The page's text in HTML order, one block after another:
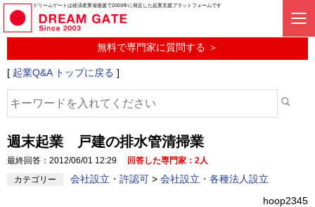
ドリームゲートは経済産業省後援で2003年に発足した起業支援プラットフォームです
起業に関するみんなの質問投稿サービス
起業Q&A
無料で専門家に質問する ＞
[ 起業Q&A トップに戻る ]
週末起業 戸建の排水管清掃業
最終回答：2012/06/01 12:29
回答した専門家：2人
カテゴリー
会社設立・許認可 > 会社設立・各種法人設立
hoop2345